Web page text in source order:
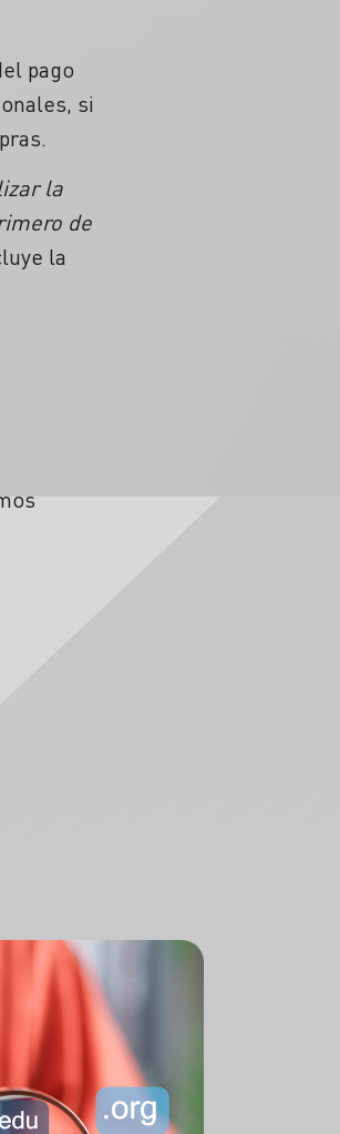
pago
si
la
de
la